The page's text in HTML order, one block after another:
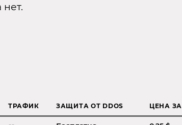
ТРАФИК ЗАЩИТА ОТ DDOS ЦЕНА